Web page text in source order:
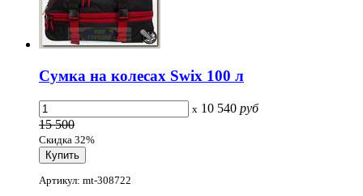
Сумка на колесах Swix 100 л
x 10 540 руб
15 500
Скидка 32%
Артикул: mt-308722